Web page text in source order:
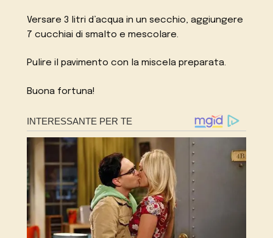
Versare 3 litri d’acqua in un secchio, aggiungere
7 cucchiai di smalto e mescolare.
Pulire il pavimento con la miscela preparata.
Buona fortuna!